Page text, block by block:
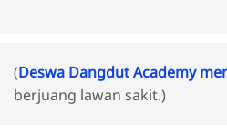
(Deswa Dangdut Academy
berjuang lawan sakit.)